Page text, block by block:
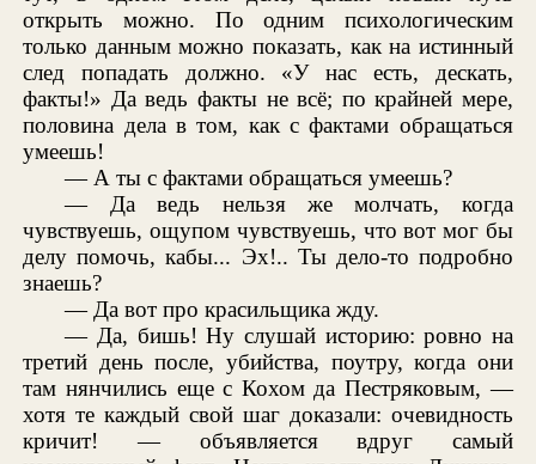
открыть можно. По одним психологическим
только данным можно показать, как на истинный
след попадать должно. «У нас есть, дескать,
факты!» Да ведь факты не всё; по крайней мере,
половина дела в том, как с фактами обращаться
умеешь!
— А ты с фактами обращаться умеешь?
— Да ведь нельзя же молчать, когда
чувствуешь, ощупом чувствуешь, что вот мог бы
делу помочь, кабы... Эх!.. Ты дело-то подробно
знаешь?
— Да вот про красильщика жду.
— Да, бишь! Ну слушай историю: ровно на
третий день после, убийства, поутру, когда они
там нянчились еще с Кохом да Пестряковым, —
хотя те каждый свой шаг доказали: очевидность
кричит! — объявляется вдруг самый